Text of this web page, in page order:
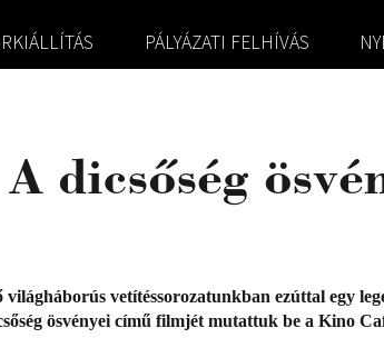
PÁLYÁZATI FELHÍVÁS
dicsőség
vetítéssorozatunkban ezúttal egy
ösvényei című filmjét mutattuk be a Kino